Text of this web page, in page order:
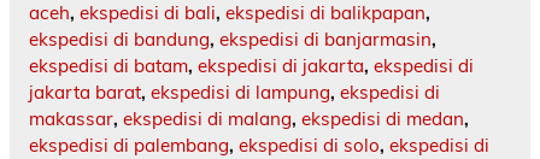
aceh, ekspedisi di bali, ekspedisi di balikpapan,
ekspedisi di bandung, ekspedisi di banjarmasin,
ekspedisi di batam, ekspedisi di jakarta, ekspedisi di
jakarta barat, ekspedisi di lampung, ekspedisi di
makassar, ekspedisi di malang, ekspedisi di medan,
ekspedisi di palembang, ekspedisi di solo, ekspedisi di